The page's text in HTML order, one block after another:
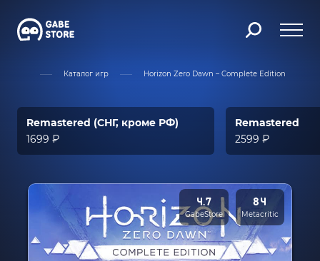
Каталог игр Horizon Zero Dawn – Complete Edition
Remastered (СНГ, кроме РФ)
1699 ₽
Remastered
2599 ₽
4.7
GabeStore
84
Metacritic